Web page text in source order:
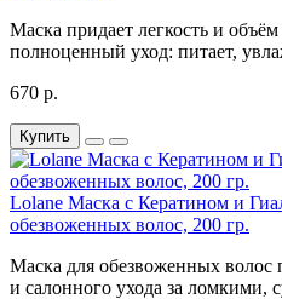
Маска придает легкость и
полноценный уход: питает,
670 р.
Купить
Lolane Маска с Кератином и
обезвоженных волос, 200 гр.
Маска для обезвоженных волос
и салонного ухода за ломкими,